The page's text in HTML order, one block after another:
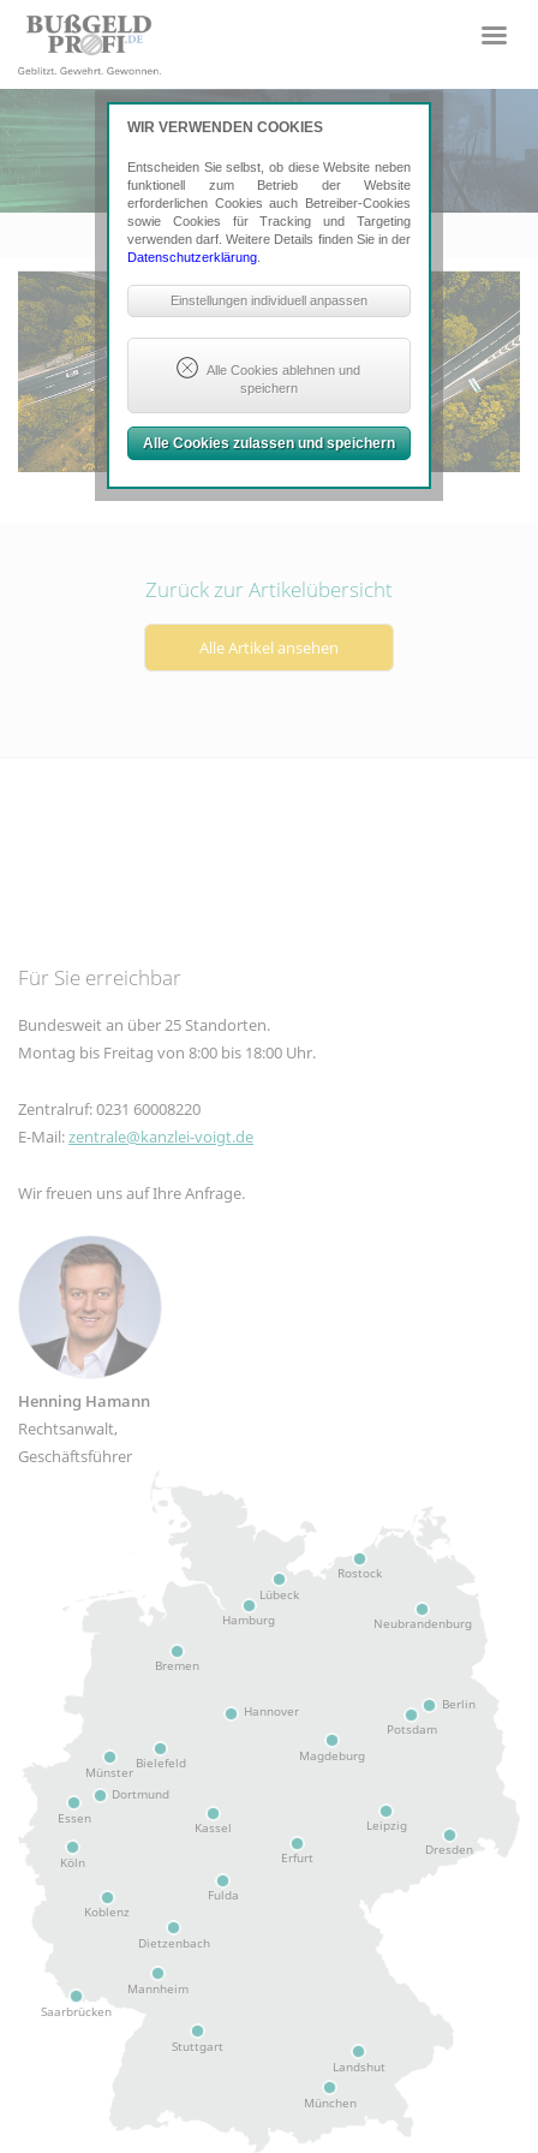
WIR VERWENDEN COOKIES
Entscheiden Sie selbst, ob diese Website neben
funktionell zum Betrieb der Website
erforderlichen Cookies auch Betreiber-Cookies
sowie Cookies für Tracking und Targeting
verwenden darf. Weitere Details finden Sie in der
Datenschutzerklärung
Notwendige Cookies
Funktionalität der Website zu sichern.
Erforderlich: Consent-Entscheidung,
Google ReCaptcha
Tracking- und Targeting-Cookies
Sind erforderlich, um unsere Website
auf Ihre Bedürfnisse hin zu optimieren.
Gestaltung und fortlaufende
Betreibercookies
nutzen, mit dem Sie sich Standorte
unserer Kanzleien anzeigen lassen
Einstellungen individuell anpassen
Alle Cookies ablehnen und
speichern
Alle Cookies zulassen und speichern
Zurück zur Artikelübersicht
Alle Artikel ansehen
Für Sie erreichbar
Bundesweit an über 25 Standorten.
Montag bis Freitag von 8:00 bis 18:00 Uhr.
Zentralruf: 0231 60008220
E-Mail:zentrale@kanzlei-voigt.de
Wir freuen uns auf Ihre Anfrage.
Henning Hamann
Rechtsanwalt,
Geschäftsführer
Berlin
Bielefeld
Bremen
Dietzenbach
Dortmund
Dresden
Erfurt
Essen
Fulda
Hamburg
Hannover
Kassel
Koblenz
Köln
Landshut
Leipzig
Lübeck
Magdeburg
Mannheim
München
Münster
Neubrandenburg
Potsdam
Rostock
Saarbrücken
Stuttgart